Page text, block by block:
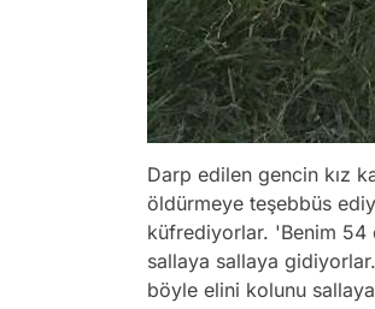
Darp edilen gencin kız
öldürmeye teşebbüs
küfrediyorlar. 'Benim 54
sallaya sallaya
böyle elini kolunu